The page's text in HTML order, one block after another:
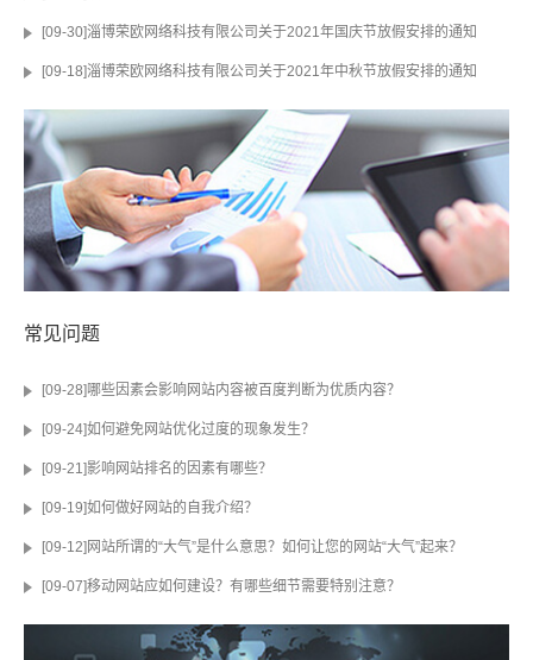
[09-30]淄博荣欧网络科技有限公司关于2021年国庆节放假安排的通知
[09-18]淄博荣欧网络科技有限公司关于2021年中秋节放假安排的通知
常见问题
[09-28]哪些因素会影响网站内容被百度判断为优质内容？
[09-24]如何避免网站优化过度的现象发生？
[09-21]影响网站排名的因素有哪些？
[09-19]如何做好网站的自我介绍？
[09-12]网站所谓的“大气”是什么意思？如何让您的网站“大气”起来？
[09-07]移动网站应如何建设？有哪些细节需要特别注意？